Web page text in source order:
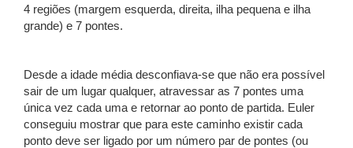
4 regiões (margem esquerda, direita, ilha pequena e ilha
grande) e 7 pontes.
Desde a idade média desconfiava-se que não era possível
sair de um lugar qualquer, atravessar as 7 pontes uma
única vez cada uma e retornar ao ponto de partida. Euler
conseguiu mostrar que para este caminho existir cada
ponto deve ser ligado por um número par de pontes (ou